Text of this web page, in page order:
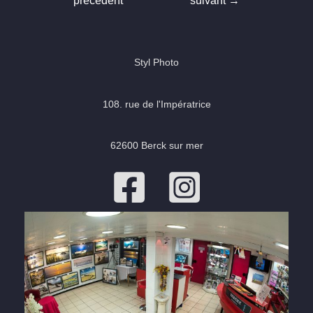
Styl Photo
108. rue de l'Impératrice
62600 Berck sur mer